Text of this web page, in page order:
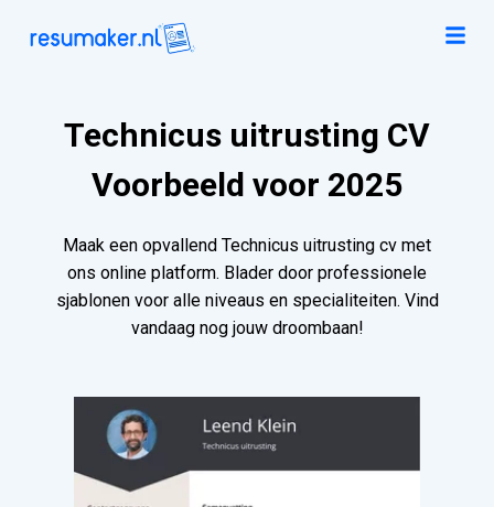
Technicus uitrusting CV
Voorbeeld voor 2025
Maak een opvallend Technicus uitrusting cv met
ons online platform. Blader door professionele
sjablonen voor alle niveaus en specialiteiten. Vind
vandaag nog jouw droombaan!